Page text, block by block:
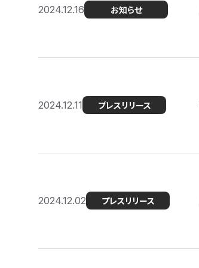
2024.12.16 お知らせ
2024.12.11 プレスリリース
2024.12.02 プレスリリース